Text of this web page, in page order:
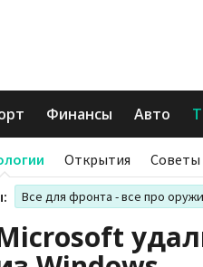
Финансы Авто
Открытия Советы
Все для фронта - все про